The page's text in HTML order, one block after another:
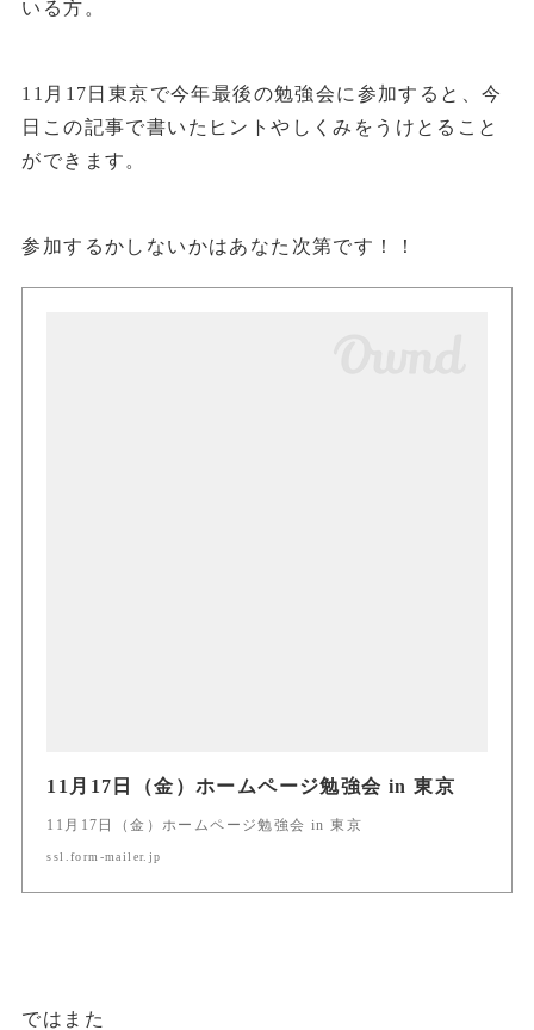
いる方。
11月17日東京で今年最後の勉強会に参加すると、今
日この記事で書いたヒントやしくみをうけとること
ができます。
参加するかしないかはあなた次第です！！
11月17日（金）ホームページ勉強会 in 東京
11月17日（金）ホームページ勉強会 in 東京
ssl.form-mailer.jp
ではまた